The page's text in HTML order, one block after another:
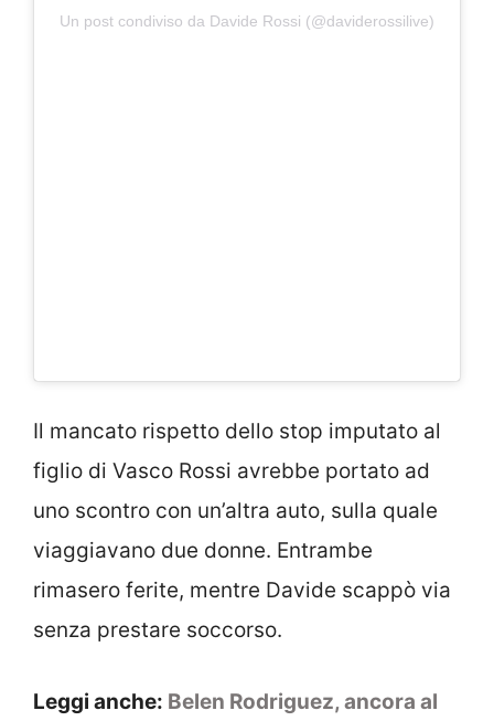
Un post condiviso da Davide Rossi (@daviderossilive)
Il mancato rispetto dello stop imputato al
figlio di Vasco Rossi avrebbe portato ad
uno scontro con un’altra auto, sulla quale
viaggiavano due donne. Entrambe
rimasero ferite, mentre Davide scappò via
senza prestare soccorso.
Leggi anche: Belen Rodriguez, ancora al